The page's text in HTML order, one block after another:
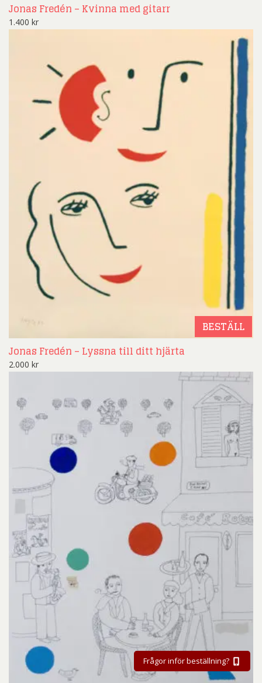
Jonas Fredén – Kvinna med gitarr
1.400 kr
BESTÄLL
Jonas Fredén – Lyssna till ditt hjärta
2.000 kr
Frågor inför beställning?